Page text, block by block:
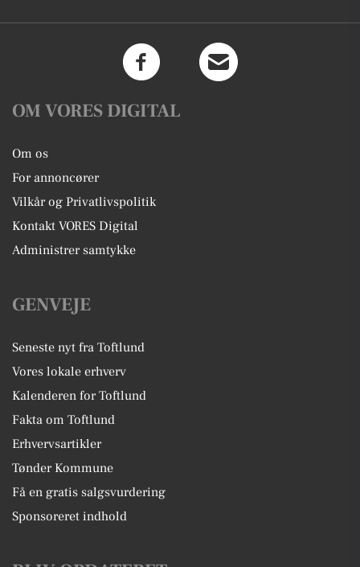
OM VORES DIGITAL
Om os
For annoncører
Vilkår og Privatlivspolitik
Kontakt VORES Digital
Administrer samtykke
GENVEJE
Seneste nyt fra Toftlund
Vores lokale erhverv
Kalenderen for Toftlund
Fakta om Toftlund
Erhvervsartikler
Tønder Kommune
Få en gratis salgsvurdering
Sponsoreret indhold